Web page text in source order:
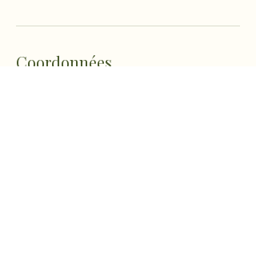
Coordonnées